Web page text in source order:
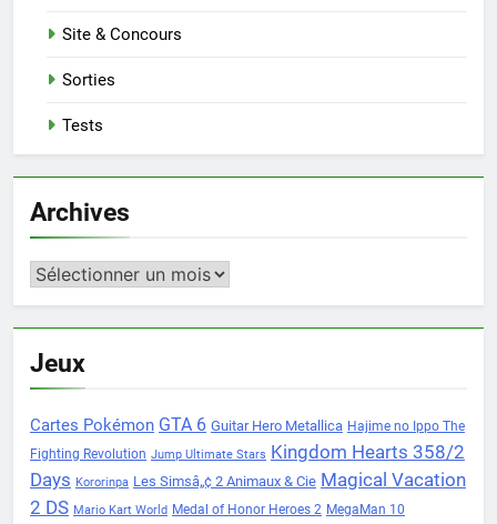
Site & Concours
Sorties
Tests
Archives
Archives
Jeux
Cartes Pokémon GTA 6 Guitar Hero Metallica Hajime no Ippo The
Fighting Revolution Jump Ultimate Stars Kingdom Hearts 358/2
Days Kororinpa Les Simsâ„¢ 2 Animaux & Cie Magical Vacation
2 DS Mario Kart World Medal of Honor Heroes 2 MegaMan 10